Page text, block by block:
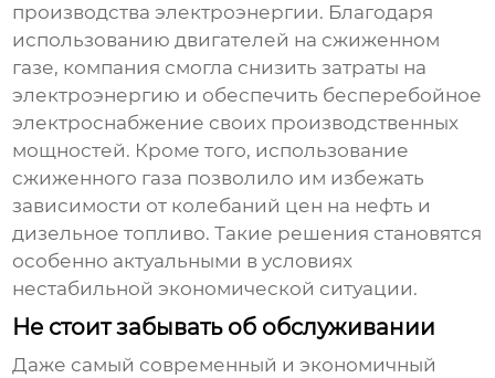
производства электроэнергии. Благодаря
использованию двигателей на сжиженном
газе, компания смогла снизить затраты на
электроэнергию и обеспечить бесперебойное
электроснабжение своих производственных
мощностей. Кроме того, использование
сжиженного газа позволило им избежать
зависимости от колебаний цен на нефть и
дизельное топливо. Такие решения становятся
особенно актуальными в условиях
нестабильной экономической ситуации.
Не стоит забывать об обслуживании
Даже самый современный и экономичный